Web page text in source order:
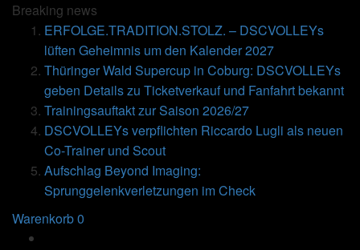
Breaking news
ERFOLGE.TRADITION.STOLZ. – DSCVOLLEYs
lüften Geheimnis um den Kalender 2027
Thüringer Wald Supercup in Coburg: DSCVOLLEYs
geben Details zu Ticketverkauf und Fanfahrt bekannt
Trainingsauftakt zur Saison 2026/27
DSCVOLLEYs verpflichten Riccardo Lugli als neuen
Co-Trainer und Scout
Aufschlag Beyond Imaging:
Sprunggelenkverletzungen im Check
Warenkorb0